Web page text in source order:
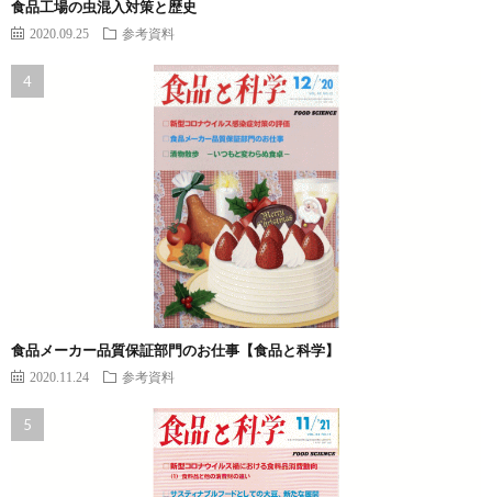
食品工場の虫混入対策と歴史
2020.09.25 参考資料
食品メーカー品質保証部門のお仕事【食品と科学】
2020.11.24 参考資料